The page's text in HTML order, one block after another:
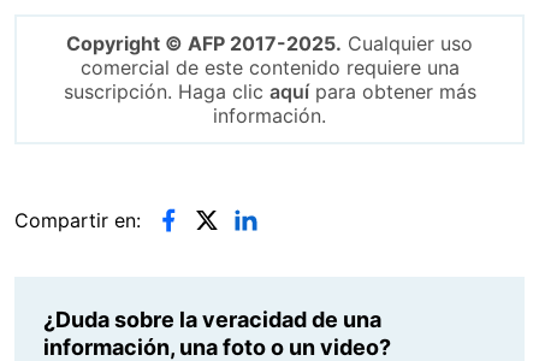
Copyright © AFP 2017-2025. Cualquier uso
comercial de este contenido requiere una
suscripción. Haga clic aquípara obtener más
información.
Compartir en:
¿Duda sobre la veracidad de una
información, una foto o un video?